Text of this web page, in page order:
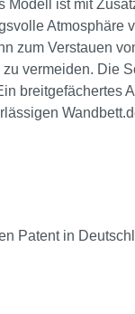
ist mit
Atmosphäre
zum Verstauen
vermeiden. Die
breitgefächertes
Patent in